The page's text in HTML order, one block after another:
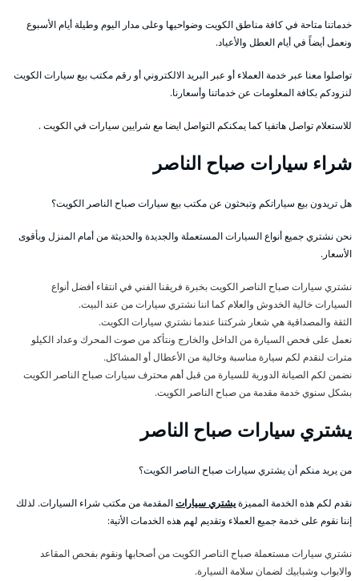
خدماتنا متاحة في كافة مناطق الكويت وضواحيها وعلى مدار اليوم وطيلة أيام الأسبوع
ونعمل أيضاً في أيام العطل والأعياد.
تواصلوا معنا عبر خدمة العملاء أو عبر البريد الالكتروني أو رقم مكتب بيع سيارات الكويت
لنزودكم بكافة المعلومات عن خدماتنا وأسعارنا.
للاستعلام تواصل هاتفيا كما يمكنكم التواصل ايضا مع شرايين سيارات في الكويت .
شراء سيارات صباح الناصر
هل تريدون بيع سياراتكم وتبحثون عن مكتب بيع سيارات صباح الناصر الكويت؟
نحن نشتري جميع أنواع السيارات المستعملة والجديدة والحديثة من أمام المنزل وبأقوى
الأسعار.
نشتري سيارات صباح الناصر الكويت بخبرة فريقنا الفني في انتقاء أفضل أنواع
السيارات خالية الخدوش والعلام كما اننا نشتري سيارات من عند البيت.
الثقة والمصداقية هي شعار شركتنا عندما نشتري سيارات الكويت.
نعمل على فحص السيارة من الداخل والخارج ونتأكد من صوت المحرك وعداد الكيلو
مترات لنقدم لكم سيارة مناسبة وخالية من الأعطال أو المشاكل.
نضمن لكم الصيانة الدورية للسيارة من قبل أهم محترف سيارات صباح الناصر الكويت
بشكل سنوي خدمة مقدمة من صباح الناصر الكويت.
يشتري سيارات صباح الناصر
من يريد منكم أن يشتري سيارات صباح الناصر الكويت؟
نقدم لكم هذه الخدمة المميزةيشتري سياراتالمقدمة من مكتب شراء السيارات. لذلك
إننا نقوم على خدمة جميع العملاء وتقديم لهم هذه الخدمات الأتية:
نشتري سيارات مستعملة صباح الناصر الكويت من أصحابها ونقوم بفحص المقاعد
والابواب وشبابيك لضمان سلامة السيارة.